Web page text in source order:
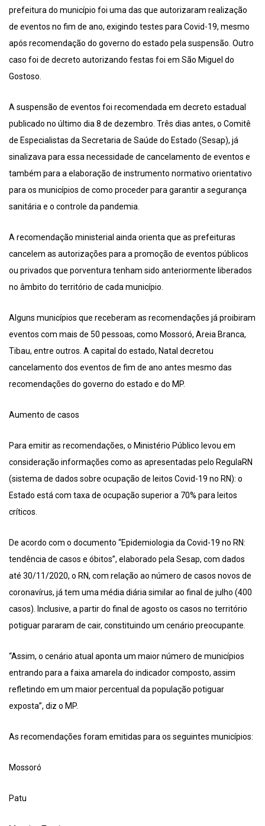
prefeitura do município foi uma das que autorizaram realização
de eventos no fim de ano, exigindo testes para Covid-19, mesmo
após recomendação do governo do estado pela suspensão. Outro
caso foi de decreto autorizando festas foi em São Miguel do
Gostoso.
A suspensão de eventos foi recomendada em decreto estadual
publicado no último dia 8 de dezembro. Três dias antes, o Comitê
de Especialistas da Secretaria de Saúde do Estado (Sesap), já
sinalizava para essa necessidade de cancelamento de eventos e
também para a elaboração de instrumento normativo orientativo
para os municípios de como proceder para garantir a segurança
sanitária e o controle da pandemia.
A recomendação ministerial ainda orienta que as prefeituras
cancelem as autorizações para a promoção de eventos públicos
ou privados que porventura tenham sido anteriormente liberados
no âmbito do território de cada município.
Alguns municípios que receberam as recomendações já proibiram
eventos com mais de 50 pessoas, como Mossoró, Areia Branca,
Tibau, entre outros. A capital do estado, Natal decretou
cancelamento dos eventos de fim de ano antes mesmo das
recomendações do governo do estado e do MP.
Aumento de casos
Para emitir as recomendações, o Ministério Público levou em
consideração informações como as apresentadas pelo RegulaRN
(sistema de dados sobre ocupação de leitos Covid-19 no RN): o
Estado está com taxa de ocupação superior a 70% para leitos
críticos.
De acordo com o documento “Epidemiologia da Covid-19 no RN:
tendência de casos e óbitos”, elaborado pela Sesap, com dados
até 30/11/2020, o RN, com relação ao número de casos novos de
coronavírus, já tem uma média diária similar ao final de julho (400
casos). Inclusive, a partir do final de agosto os casos no território
potiguar pararam de cair, constituindo um cenário preocupante.
“Assim, o cenário atual aponta um maior número de municípios
entrando para a faixa amarela do indicador composto, assim
refletindo em um maior percentual da população potiguar
exposta”, diz o MP.
As recomendações foram emitidas para os seguintes municípios:
Mossoró
Patu